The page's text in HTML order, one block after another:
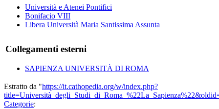
Università e Atenei Pontifici
Bonifacio VIII
Libera Università Maria Santissima Assunta
Collegamenti esterni
SAPIENZA UNIVERSITÀ DI ROMA
Estratto da "https://it.cathopedia.org/w/index.php?
Categorie: